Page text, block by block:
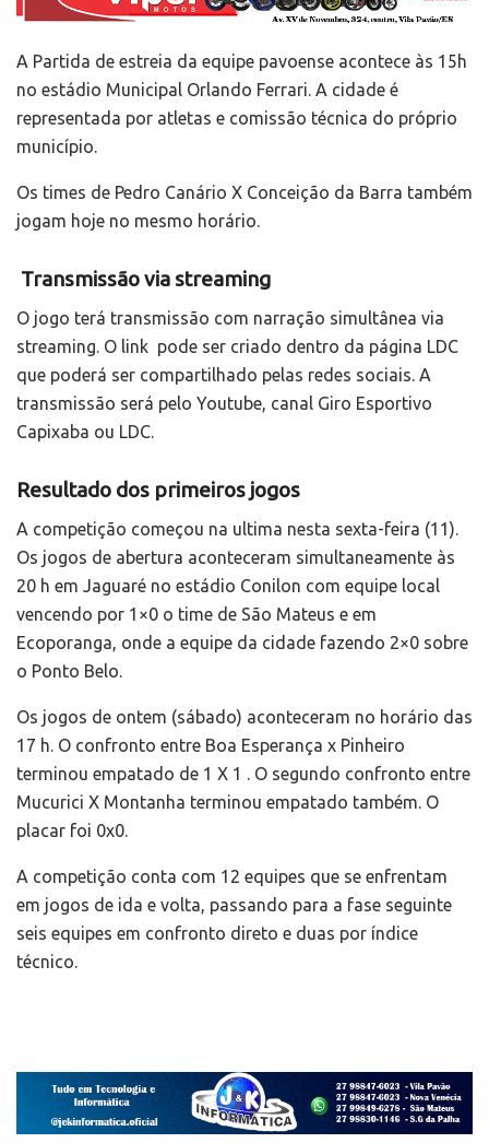
A Partida de estreia da equipe pavoense acontece às 15h
no estádio Municipal Orlando Ferrari. A cidade é
representada por atletas e comissão técnica do próprio
município.
Os times de Pedro Canário X Conceição da Barra também
jogam hoje no mesmo horário.
Transmissão via streaming
O jogo terá transmissão com narração simultânea via
streaming. O link pode ser criado dentro da página LDC
que poderá ser compartilhado pelas redes sociais. A
transmissão será pelo Youtube, canal Giro Esportivo
Capixaba ou LDC.
Resultado dos primeiros jogos
A competição começou na ultima nesta sexta-feira (11).
Os jogos de abertura aconteceram simultaneamente às
20 h em Jaguaré no estádio Conilon com equipe local
vencendo por 1×0 o time de São Mateus e em
Ecoporanga, onde a equipe da cidade fazendo 2×0 sobre
o Ponto Belo.
Os jogos de ontem (sábado) aconteceram no horário das
17 h. O confronto entre Boa Esperança x Pinheiro
terminou empatado de 1 X 1 . O segundo confronto entre
Mucurici X Montanha terminou empatado também. O
placar foi 0x0.
A competição conta com 12 equipes que se enfrentam
em jogos de ida e volta, passando para a fase seguinte
seis equipes em confronto direto e duas por índice
técnico.